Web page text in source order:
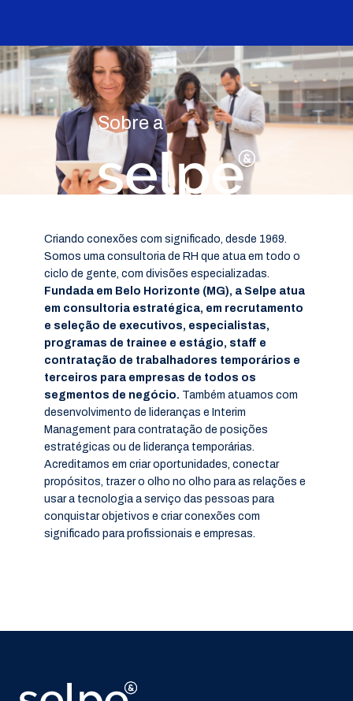
Sobre a
Criando conexões com significado, desde 1969.
Somos uma consultoria de RH que atua em todo o
ciclo de gente, com divisões especializadas.
Fundada em Belo Horizonte (MG), a Selpe atua
em consultoria estratégica, em recrutamento
e seleção de executivos, especialistas,
programas de trainee e estágio, staff e
contratação de trabalhadores temporários e
terceiros para empresas de todos os
segmentos de negócio. Também atuamos com
desenvolvimento de lideranças e Interim
Management para contratação de posições
estratégicas ou de liderança temporárias.
Acreditamos em criar oportunidades, conectar
propósitos, trazer o olho no olho para as relações e
usar a tecnologia a serviço das pessoas para
conquistar objetivos e criar conexões com
significado para profissionais e empresas.